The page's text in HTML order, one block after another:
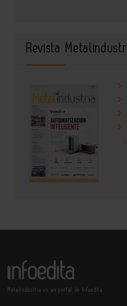
Revista
Metalindustria es un portal de Infoedita